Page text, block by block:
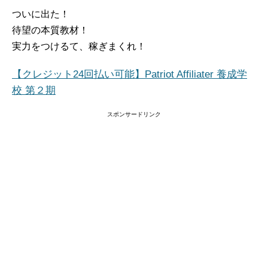
ついに出た！
待望の本質教材！
実力をつけるて、稼ぎまくれ！
【クレジット24回払い可能】Patriot Affiliater 養成学
校 第２期
スポンサードリンク